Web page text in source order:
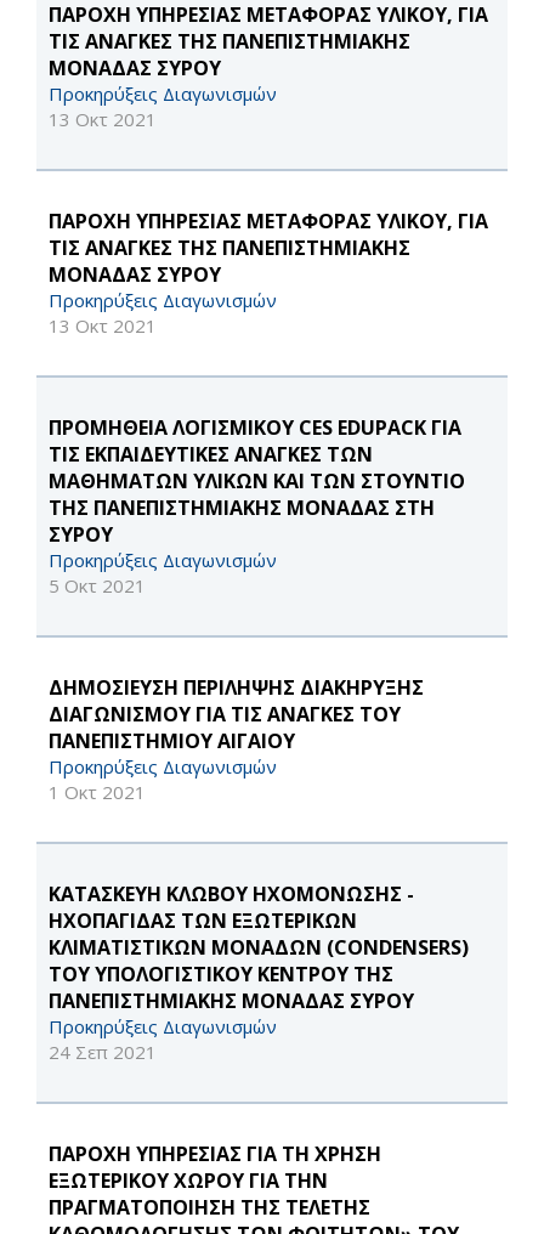
ΠΑΡΟΧΗ ΥΠΗΡΕΣΙΑΣ ΜΕΤΑΦΟΡΑΣ ΥΛΙΚΟΥ, ΓΙΑ
ΤΙΣ ΑΝΑΓΚΕΣ ΤΗΣ ΠΑΝΕΠΙΣΤΗΜΙΑΚΗΣ
ΜΟΝΑΔΑΣ ΣΥΡΟΥ
Προκηρύξεις Διαγωνισμών
13 Οκτ 2021
ΠΑΡΟΧΗ ΥΠΗΡΕΣΙΑΣ ΜΕΤΑΦΟΡΑΣ ΥΛΙΚΟΥ, ΓΙΑ
ΤΙΣ ΑΝΑΓΚΕΣ ΤΗΣ ΠΑΝΕΠΙΣΤΗΜΙΑΚΗΣ
ΜΟΝΑΔΑΣ ΣΥΡΟΥ
Προκηρύξεις Διαγωνισμών
13 Οκτ 2021
ΠΡΟΜΗΘΕΙΑ ΛΟΓΙΣΜΙΚΟΥ CES EDUPACK ΓΙΑ
ΤΙΣ ΕΚΠΑΙΔΕΥΤΙΚΕΣ ΑΝΑΓΚΕΣ ΤΩΝ
ΜΑΘΗΜΑΤΩΝ ΥΛΙΚΩΝ ΚΑΙ ΤΩΝ ΣΤΟΥΝΤΙΟ
ΤΗΣ ΠΑΝΕΠΙΣΤΗΜΙΑΚΗΣ ΜΟΝΑΔΑΣ ΣΤΗ
ΣΥΡΟΥ
Προκηρύξεις Διαγωνισμών
5 Οκτ 2021
ΔΗΜΟΣΙΕΥΣΗ ΠΕΡΙΛΗΨΗΣ ΔΙΑΚΗΡΥΞΗΣ
ΔΙΑΓΩΝΙΣΜΟΥ ΓΙΑ ΤΙΣ ΑΝΑΓΚΕΣ ΤΟΥ
ΠΑΝΕΠΙΣΤΗΜΙΟΥ ΑΙΓΑΙΟΥ
Προκηρύξεις Διαγωνισμών
1 Οκτ 2021
ΚΑΤΑΣΚΕΥΗ ΚΛΩΒΟΥ ΗΧΟΜΟΝΩΣΗΣ -
ΗΧΟΠΑΓΙΔΑΣ ΤΩΝ ΕΞΩΤΕΡΙΚΩΝ
ΚΛΙΜΑΤΙΣΤΙΚΩΝ ΜΟΝΑΔΩΝ (CONDENSERS)
ΤΟΥ ΥΠΟΛΟΓΙΣΤΙΚΟΥ ΚΕΝΤΡΟΥ ΤΗΣ
ΠΑΝΕΠΙΣΤΗΜΙΑΚΗΣ ΜΟΝΑΔΑΣ ΣΥΡΟΥ
Προκηρύξεις Διαγωνισμών
24 Σεπ 2021
ΠΑΡΟΧΗ ΥΠΗΡΕΣΙΑΣ ΓΙΑ ΤΗ ΧΡΗΣΗ
ΕΞΩΤΕΡΙΚΟΥ ΧΩΡΟΥ ΓΙΑ ΤΗΝ
ΠΡΑΓΜΑΤΟΠΟΙΗΣΗ ΤΗΣ ΤΕΛΕΤΗΣ